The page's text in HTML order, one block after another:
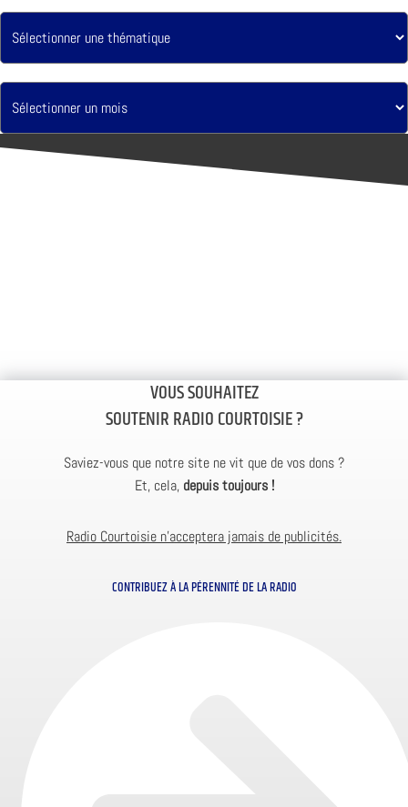
VOUS SOUHAITEZ
SOUTENIR RADIO COURTOISIE ?
Saviez-vous que notre site ne vit que de vos dons ?
Et, cela, depuis toujours !
Radio Courtoisie n’acceptera jamais de publicités.
CONTRIBUEZ À LA PÉRENNITÉ DE LA RADIO